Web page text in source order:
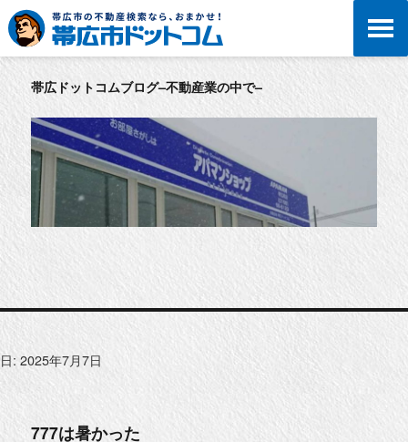
帯広ドットコムブログ–不動産業の中で–
日: 2025年7月7日
777は暑かった